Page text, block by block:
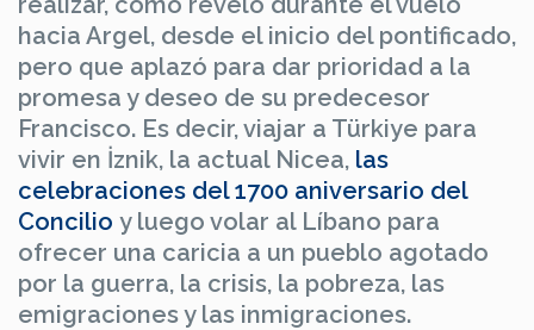
hacia Argel, desde el inicio del pontificado,
pero que aplazó para dar prioridad a la
promesa y deseo de su predecesor
Francisco. Es decir, viajar a Türkiye para
vivir en İznik, la actual Nicea, las
celebraciones del 1700 aniversario del
Concilio y luego volar al Líbano para
ofrecer una caricia a un pueblo agotado
por la guerra, la crisis, la pobreza, las
emigraciones y las inmigraciones.